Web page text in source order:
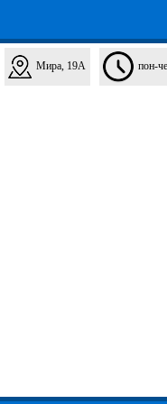
Мира, 19А пон-